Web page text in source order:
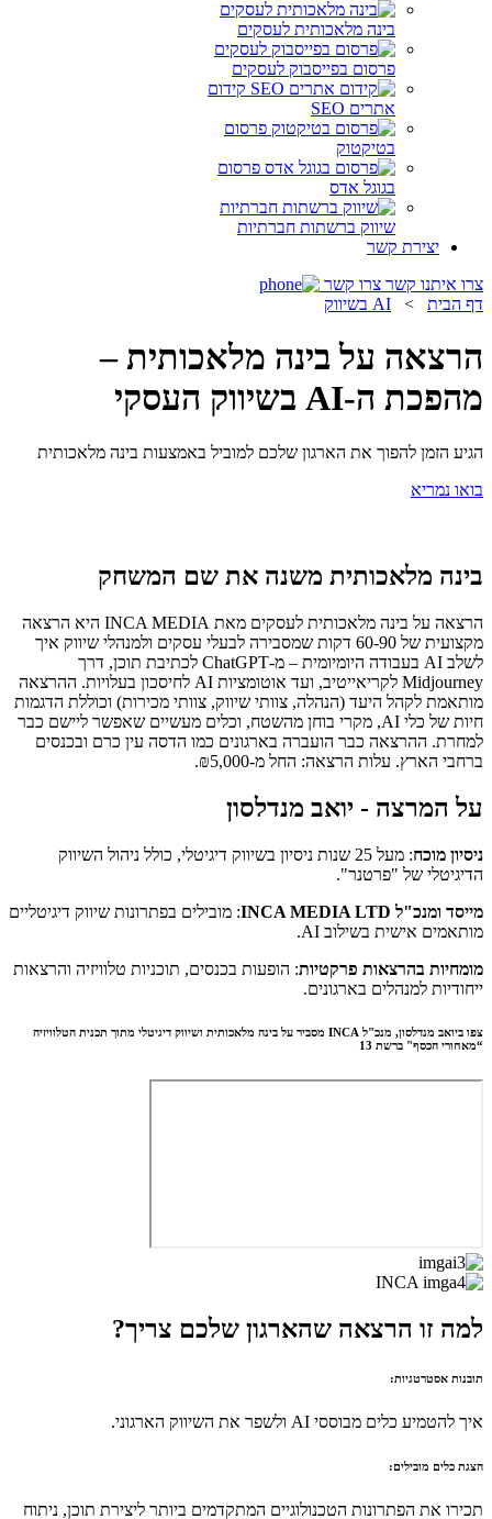
בינה מלאכותית לעסקים
פרסום בפייסבוק לעסקים
קידום
אתרים SEO
פרסום
בטיקטוק
פרסום
בגוגל אדס
שיווק ברשתות חברתיות
יצירת קשר
צרו איתנו קשר צרו קשר
דף הבית > AI בשיווק
הרצאה על בינה מלאכותית –
מהפכת ה-AI בשיווק העסקי
הגיע הזמן להפוך את הארגון שלכם למוביל באמצעות בינה מלאכותית
בואו נמריא
בינה מלאכותית משנה את שם המשחק
הרצאה על בינה מלאכותית לעסקים מאת INCA MEDIA היא הרצאה
מקצועית של 60-90 דקות שמסבירה לבעלי עסקים ולמנהלי שיווק איך
לשלב AI בעבודה היומיומית – מ-ChatGPT לכתיבת תוכן, דרך
Midjourney לקריאייטיב, ועד אוטומציות AI לחיסכון בעלויות. ההרצאה
מותאמת לקהל היעד (הנהלה, צוותי שיווק, צוותי מכירות) וכוללת הדגמות
חיות של כלי AI, מקרי בוחן מהשטח, וכלים מעשיים שאפשר ליישם כבר
למחרת. ההרצאה כבר הועברה בארגונים כמו הדסה עין כרם ובכנסים
ברחבי הארץ. עלות הרצאה: החל מ-₪5,000.
על המרצה - יואב מנדלסון
ניסיון מוכח
: מעל 25 שנות ניסיון בשיווק דיגיטלי, כולל ניהול השיווק
הדיגיטלי של "פרטנר".
מייסד ומנכ"ל INCA MEDIA LTD
: מובילים בפתרונות שיווק דיגיטליים
מותאמים אישית בשילוב AI.
מומחיות בהרצאות פרקטיות: הופעות בכנסים, תוכניות טלוויזיה והרצאות
ייחודיות למנהלים בארגונים.
צפו ביואב מנדלסון, מנכ"ל INCA מסביר על בינה מלאכותית ושיווק דיגיטלי מתוך תכנית הטלוויזיה
“מאחורי הכסף" ברשת 13
למה זו הרצאה שהארגון שלכם צריך?
תובנות אסטרטגיות:
איך להטמיע כלים מבוססי AI ולשפר את השיווק הארגוני.
הצגת כלים מובילים:
תכירו את הפתרונות הטכנולוגיים המתקדמים ביותר ליצירת תוכן, ניתוח